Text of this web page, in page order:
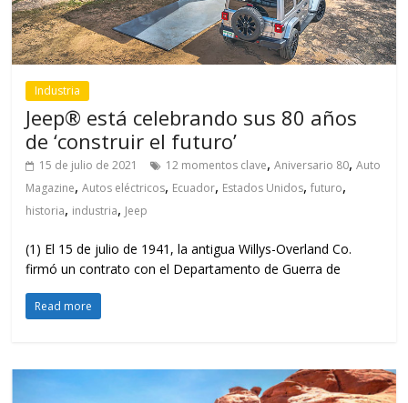
Industria
Jeep® está celebrando sus 80 años
de ‘construir el futuro’
15 de julio de 2021 12 momentos clave,Aniversario 80,Auto
Magazine,Autos eléctricos, Ecuador, Estados Unidos,futuro,
historia, industria, Jeep
(1) El 15 de julio de 1941, la antigua Willys-Overland Co.
firmó un contrato con el Departamento de Guerra de
Read more